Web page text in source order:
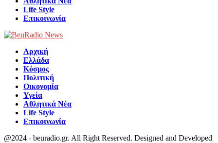
Life Style
Επικοινωνία
Αρχική
Ελλάδα
Κόσμος
Πολιτική
Οικονομία
Υγεία
Αθλητικά Νέα
Life Style
Επικοινωνία
@2024 - beuradio.gr. All Right Reserved. Designed and Developed